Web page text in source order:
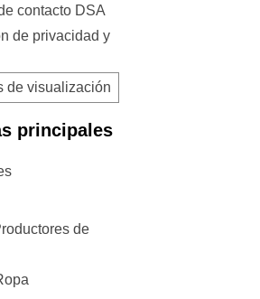
contacto DSA
de privacidad y
de visualización
principales
de